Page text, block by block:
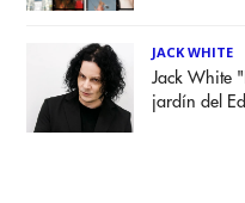
JACK WHITE
Jack White
jardín del